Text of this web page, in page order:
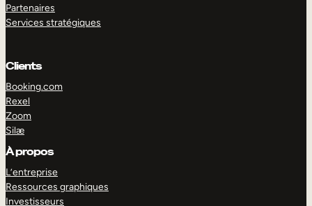
Partenaires
Services stratégiques
Clients
Booking.com
Rexel
Zoom
Silæ
À propos
L’entreprise
Ressources graphiques
Investisseurs